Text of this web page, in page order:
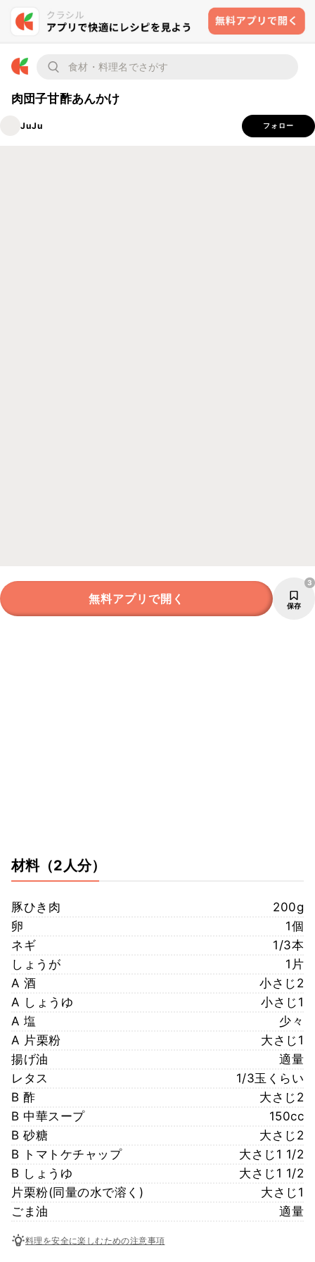
肉団子甘酢あんかけ
JuJu フォロー
無料アプリで開く 保存
3
材料（2人分）
豚ひき肉
200g
卵
1個
ネギ
1/3本
しょうが
1片
A 酒
小さじ2
A しょうゆ
小さじ1
A 塩
少々
A 片栗粉
大さじ1
揚げ油
適量
レタス
1/3玉くらい
B 酢
大さじ2
B 中華スープ
150cc
B 砂糖
大さじ2
B トマトケチャップ
大さじ1 1/2
B しょうゆ
大さじ1 1/2
片栗粉(同量の水で溶く)
大さじ1
ごま油
適量
料理を安全に楽しむための注意事項